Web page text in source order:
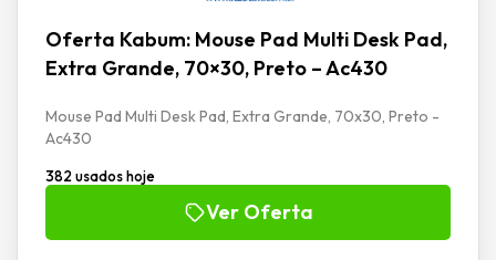
Oferta Kabum: Mouse Pad Multi Desk Pad,
Extra Grande, 70×30, Preto – Ac430
Mouse Pad Multi Desk Pad, Extra Grande, 70x30, Preto -
Ac430
382 usados hoje
Ver Oferta